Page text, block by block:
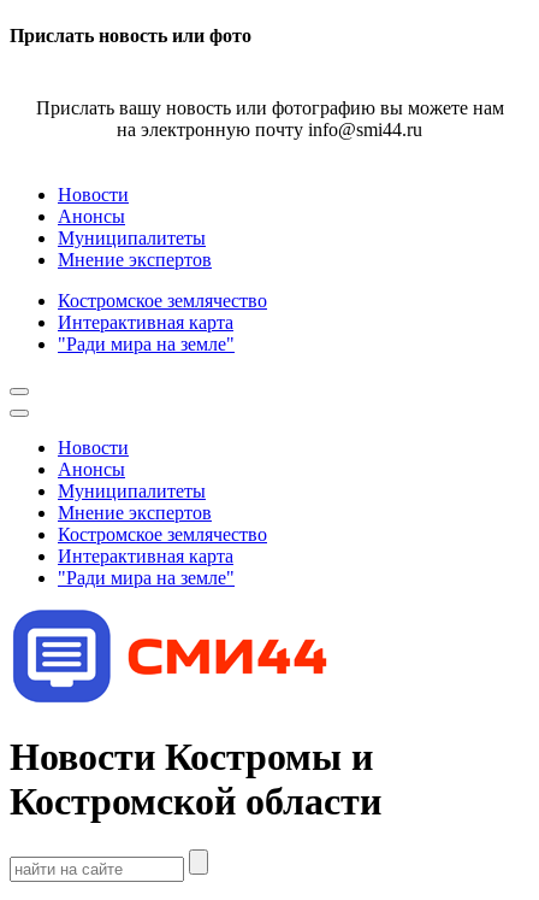
Прислать новость или фото
Прислать вашу новость или фотографию вы можете нам
на электронную почту info@smi44.ru
Новости
Анонсы
Муниципалитеты
Мнение экспертов
Костромское землячество
Интерактивная карта
"Ради мира на земле"
Новости
Анонсы
Муниципалитеты
Мнение экспертов
Костромское землячество
Интерактивная карта
"Ради мира на земле"
Новости Костромы и
Костромской области